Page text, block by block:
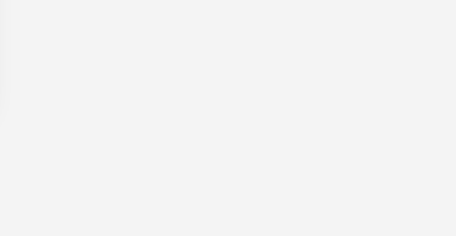
confidentialité, en garantissant la conformité avec